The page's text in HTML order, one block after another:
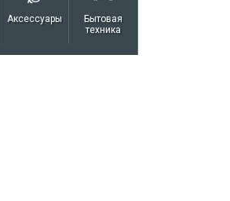
Аксессуары
Бытовая
техника